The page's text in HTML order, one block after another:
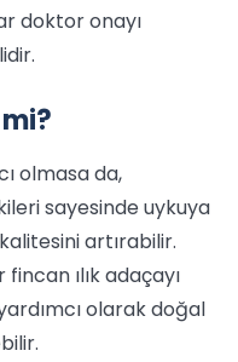
doktor onayı
olmasa da,
sayesinde uykuya
artırabilir.
ılık adaçayı
olarak doğal